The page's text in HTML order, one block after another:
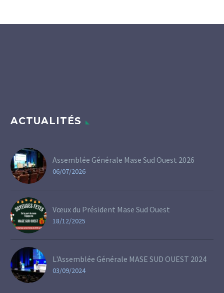
ACTUALITÉS
Assemblée Générale Mase Sud Ouest 2026
06/07/2026
Vœux du Président Mase Sud Ouest
18/12/2025
L'Assemblée Générale MASE SUD OUEST 2024
03/09/2024